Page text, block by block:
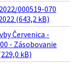
000519-070
(643,2 kB)
Červenica -
- Zásobovanie
kB)